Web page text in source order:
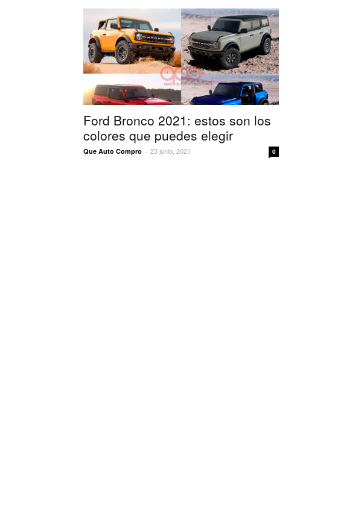
Ford Bronco 2021: estos son los
colores que puedes elegir
Que Auto Compro - 23 junio, 2021 0